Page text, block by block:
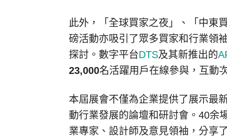
此外，「全球買家之夜」、「中東
磅活動亦吸引了眾多買家和行業領
探討。數字平台DTS及其新推出的
23,000名活躍用戶在線參與，互動
本屆展會不僅為企業提供了展示最
動行業發展的論壇和研討會。40余
業專家、設計師及意見領袖，分享